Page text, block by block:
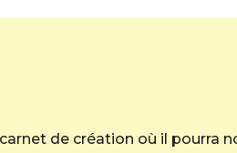
de création où il pourra